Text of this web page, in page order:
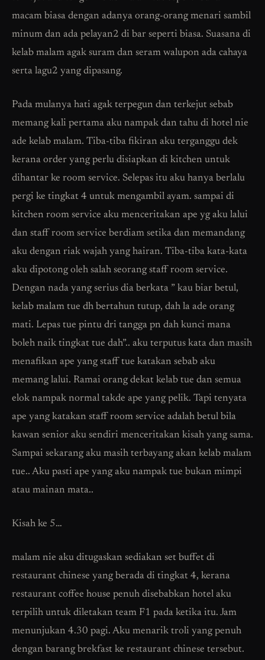
macam biasa dengan adanya orang-orang menari sambil
minum dan ada pelayan2 di bar seperti biasa. Suasana di
kelab malam agak suram dan seram walupon ada cahaya
serta lagu2 yang dipasang.
Pada mulanya hati agak terpegun dan terkejut sebab
memang kali pertama aku nampak dan tahu di hotel nie
ade kelab malam. Tiba-tiba fikiran aku terganggu dek
kerana order yang perlu disiapkan di kitchen untuk
dihantar ke room service. Selepas itu aku hanya berlalu
pergi ke tingkat 4 untuk mengambil ayam. sampai di
kitchen room service aku menceritakan ape yg aku lalui
dan staff room service berdiam setika dan memandang
aku dengan riak wajah yang hairan. Tiba-tiba kata-kata
aku dipotong oleh salah seorang staff room service.
Dengan nada yang serius dia berkata ” kau biar betul,
kelab malam tue dh bertahun tutup, dah la ade orang
mati. Lepas tue pintu dri tangga pn dah kunci mana
boleh naik tingkat tue dah”.. aku terputus kata dan masih
menafikan ape yang staff tue katakan sebab aku
memang lalui. Ramai orang dekat kelab tue dan semua
elok nampak normal takde ape yang pelik. Tapi tenyata
ape yang katakan staff room service adalah betul bila
kawan senior aku sendiri menceritakan kisah yang sama.
Sampai sekarang aku masih terbayang akan kelab malam
tue.. Aku pasti ape yang aku nampak tue bukan mimpi
atau mainan mata..
Kisah ke 5…
malam nie aku ditugaskan sediakan set buffet di
restaurant chinese yang berada di tingkat 4, kerana
restaurant coffee house penuh disebabkan hotel aku
terpilih untuk diletakan team F1 pada ketika itu. Jam
menunjukan 4.30 pagi. Aku menarik troli yang penuh
dengan barang brekfast ke restaurant chinese tersebut.